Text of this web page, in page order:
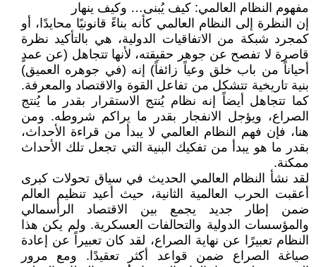
مفهوم النظام العالمي: كيف يُبنى… وكيف ينهار
إن النظرة إلى النظام العالمي كأنه بناءً قانونيًا محايدًا، أو
كمجرد شبكة من الاتفاقيات الدولية، هي بالتأكيد نظرة
قاصرة لا تفصح عن جوهر حقيقته، لأنها تتجاهل (عن عمدٍ
أحياناً من باب خلق وعياً زائفاً) إنه (في جوهره العميق)
بنية تاريخية تتشكل من تفاعل القوة والاقتصاد والمعرفة.
كما تتجاهل أيضاً إنه نظام يُنتج الاستقرار بقدر ما يُنتج
الصراع، ويؤجل الانفجار بقدر ما يراكم شروطه. ومن
هنا، فإن فهم النظام العالمي لا يبدأ من قراءة الأحداث،
بقدر ما هو يبدأ من تفكيك البنية التي تجعل تلك الأحداث
ممكنة.
لقد نشأ النظام العالمي الحديث في سياق تحولات كبرى
أعقبت الحرب العالمية الثانية، حيث أعيد تنظيم العالم
ضمن إطار جديد يجمع بين الاقتصاد الرأسمالي
والمؤسسات الدولية والتحالفات العسكرية. ولم يكن هذا
النظام تعبيرًا عن نهاية الصراع، لقد كان تعبيراً عن إعادة
صياغة الصراع ضمن قواعد أكثر تعقيدًا. ومع مرور